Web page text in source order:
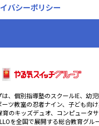
バシーポリシー
、個別指導塾のスクールIE、幼
ーツ教室の忍者ナイン、子ども向
のキッズデュオ、コンピュータ
を全国で展開する総合教育グルー